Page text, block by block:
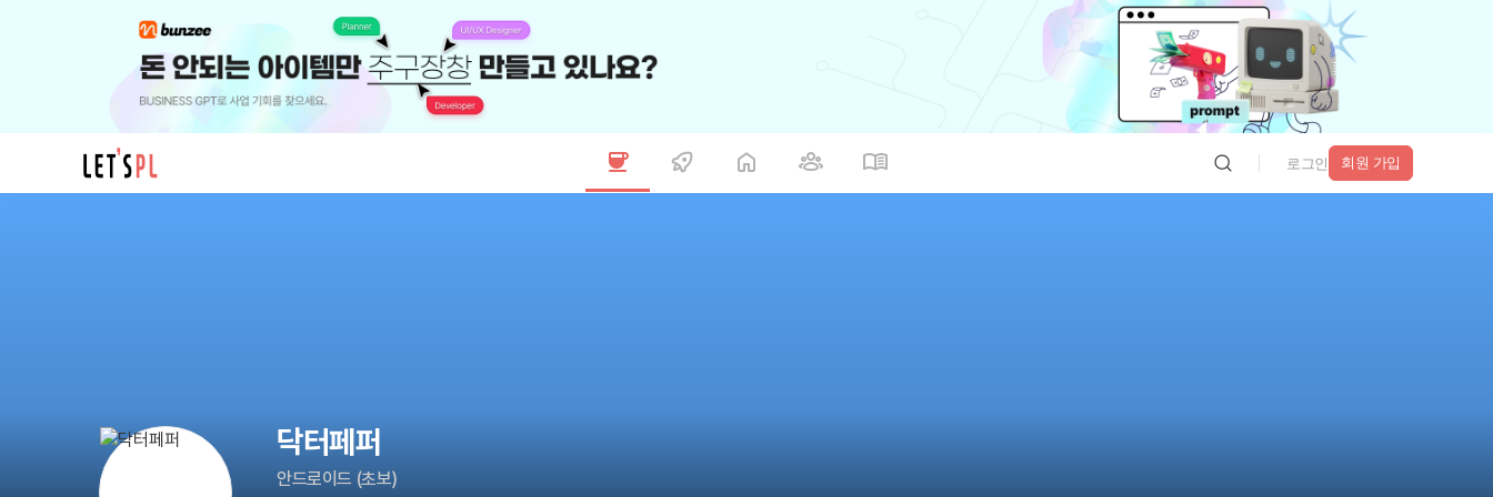
로그인 회원 가입
닥터페퍼
안드로이드 (초보)